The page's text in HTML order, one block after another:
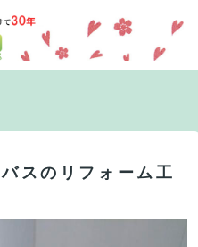
スのリフォーム工